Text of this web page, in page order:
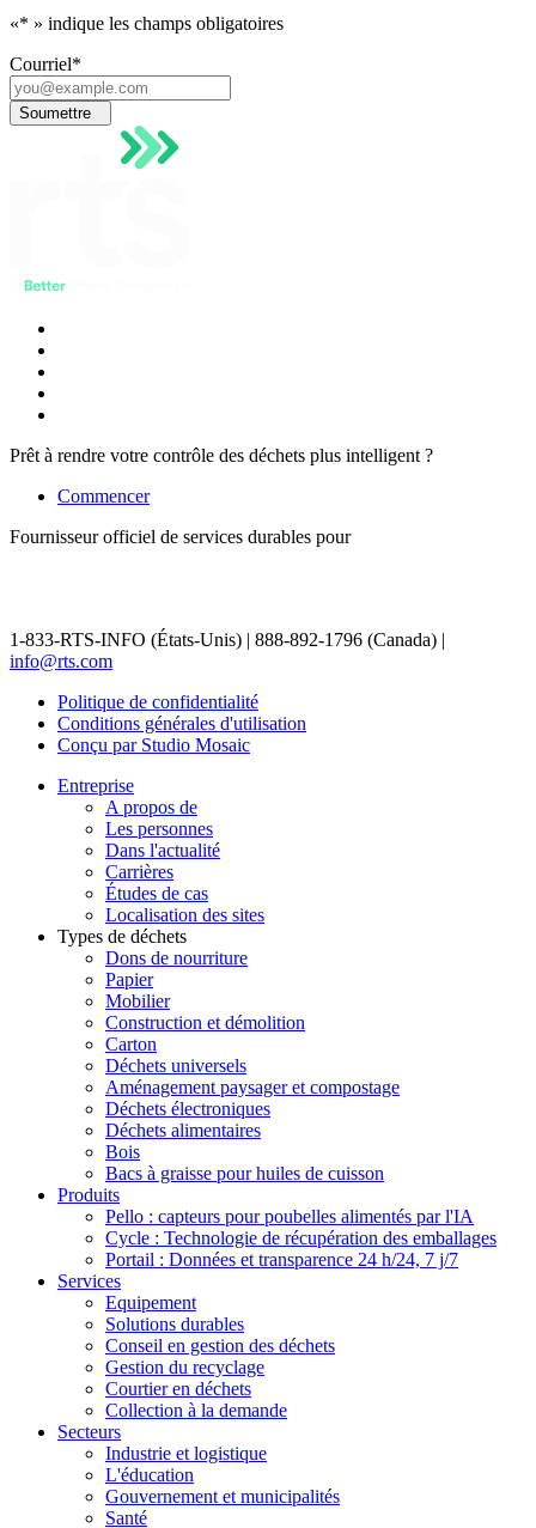
«* » indique les champs obligatoires
Courriel*
Soumettre
Prêt à rendre votre contrôle des déchets plus intelligent ?
Commencer
Fournisseur officiel de services durables pour
1-833-RTS-INFO (États-Unis) | 888-892-1796 (Canada) |
info@rts.com
Politique de confidentialité
Conditions générales d'utilisation
Conçu par Studio Mosaic
Entreprise
A propos de
Les personnes
Dans l'actualité
Carrières
Études de cas
Localisation des sites
Types de déchets
Dons de nourriture
Papier
Mobilier
Construction et démolition
Carton
Déchets universels
Aménagement paysager et compostage
Déchets électroniques
Déchets alimentaires
Bois
Bacs à graisse pour huiles de cuisson
Produits
Pello : capteurs pour poubelles alimentés par l'IA
Cycle : Technologie de récupération des emballages
Portail : Données et transparence 24 h/24, 7 j/7
Services
Equipement
Solutions durables
Conseil en gestion des déchets
Gestion du recyclage
Courtier en déchets
Collection à la demande
Secteurs
Industrie et logistique
L'éducation
Gouvernement et municipalités
Santé